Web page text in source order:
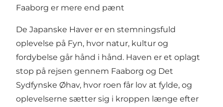
Faaborg er mere end pænt
De Japanske Haver er en stemningsfuld
oplevelse på Fyn, hvor natur, kultur og
fordybelse går hånd i hånd. Haven er et oplagt
stop på rejsen gennem Faaborg og Det
Sydfynske Øhav, hvor roen får lov at fylde, og
oplevelserne sætter sig i kroppen længe efter